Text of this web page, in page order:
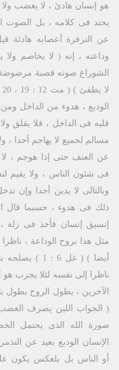
هو إنسان هادئ ، لا يغضب ولا
يحتد فى كلامه ، بل الصوت
عن النرفزة أعصابه هادئة
وداعته ، إنه ( لا يخاصم
الشوراع صوته قصبة
الوديع ، هدوء من الداخل
قلبه فى الداخل ، فلا يقلق
مسالم لجميع لا يهاجم أحدا ،
عن العنف حتى إذا هوجم ، لا
فى شئون الناس ، ولا يقيم
وبالتالى لا يدين أحدا وإن
ذلك فى هدوء ، حسبما قال
إنسيق إنسان فأخذ فى زلة ،
مثل هذا بروح الوداعة ،
أيضا ) ( غل 6 : 1
ناظرا إلى نفسه لئلا يجرب هو
الآخرين ، بطول الروح بطول
صورة الله الذى يحتمل
الإنسان الوديع بعيد عن
أو الناس بل بلعكس يكون